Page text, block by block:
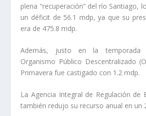
plena “recuperación” del río Santiago,
un déficit de 56.1 mdp, ya que su
era de 475.8 mdp.
Además, justo en la
Organismo Público Descentralizado
Primavera fue castigado con 1.2 mdp.
La Agencia Integral de Regulación de
también redujo su recurso anual en un